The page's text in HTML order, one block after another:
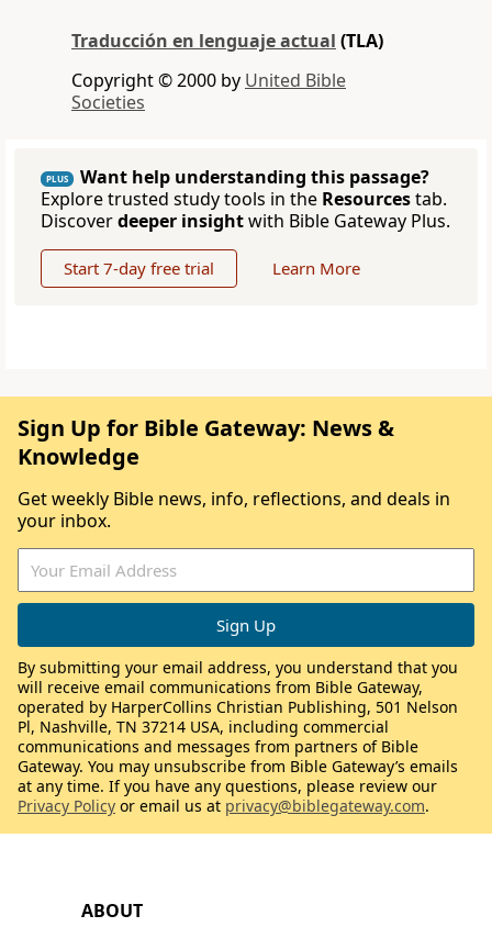
Traducción en lenguaje actual (TLA)
Copyright © 2000 by United Bible
Societies
PLUS
Want help understanding this passage?
Explore trusted study tools in the Resourcestab.
Discoverdeeper insightwith Bible Gateway Plus.
Start 7-day free trial Learn More
ABOUT
Sign Up for Bible Gateway: News &
Knowledge
Get weekly Bible news, info, reflections, and deals in
your inbox.
By submitting your email address, you understand that you
will receive email communications from Bible Gateway,
operated by HarperCollins Christian Publishing, 501 Nelson
Pl, Nashville, TN 37214 USA, including commercial
communications and messages from partners of Bible
Gateway. You may unsubscribe from Bible Gateway’s emails
at any time. If you have any questions, please review our
Privacy Policy or email us at privacy@biblegateway.com.